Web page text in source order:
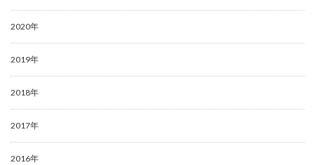
2020年
2019年
2018年
2017年
2016年